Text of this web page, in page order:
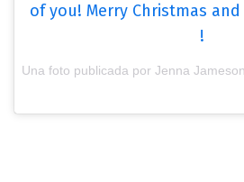
of you! Merry Christmas
!